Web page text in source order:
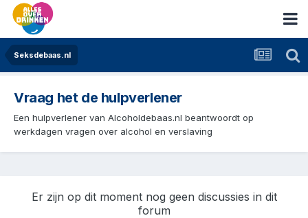
Seksdebaas.nl
Vraag het de hulpverlener
Een hulpverlener van Alcoholdebaas.nl beantwoordt op
werkdagen vragen over alcohol en verslaving
Er zijn op dit moment nog geen discussies in dit
forum